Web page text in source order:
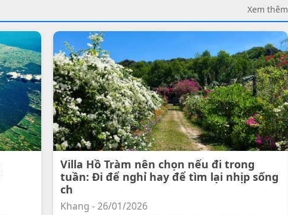
Xem thêm
Villa Hồ Tràm nên chọn nếu đi trong
tuần: Đi để nghỉ hay để tìm lại nhịp sống
ch
Khang - 26/01/2026